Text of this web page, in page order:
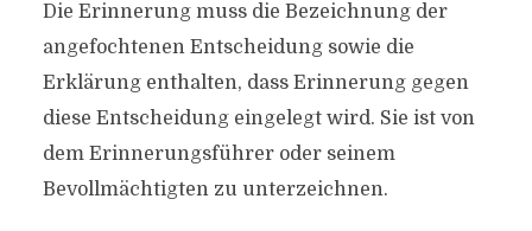
Die Erinnerung muss die Bezeichnung der
angefochtenen Entscheidung sowie die
Erklärung enthalten, dass Erinnerung gegen
diese Entscheidung eingelegt wird. Sie ist von
dem Erinnerungsführer oder seinem
Bevollmächtigten zu unterzeichnen.